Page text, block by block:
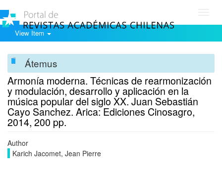
View Item
Átemus
Armonía moderna. Técnicas de rearmonización
y modulación, desarrollo y aplicación en la
música popular del siglo XX. Juan Sebastián
Cayo Sanchez. Arica: Ediciones Cinosagro,
2014, 200 pp.
Author
Karich Jacomet, Jean Pierre